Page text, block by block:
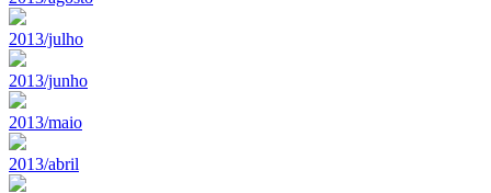
2013/julho
2013/junho
2013/maio
2013/abril